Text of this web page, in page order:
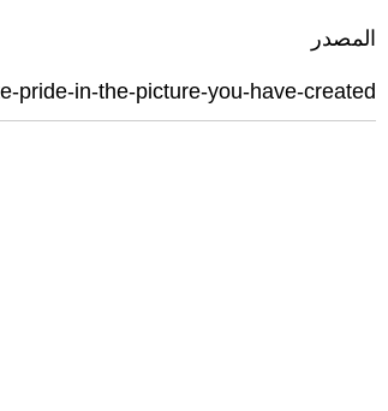
المصدر
pride-in-the-picture-you-have-created/